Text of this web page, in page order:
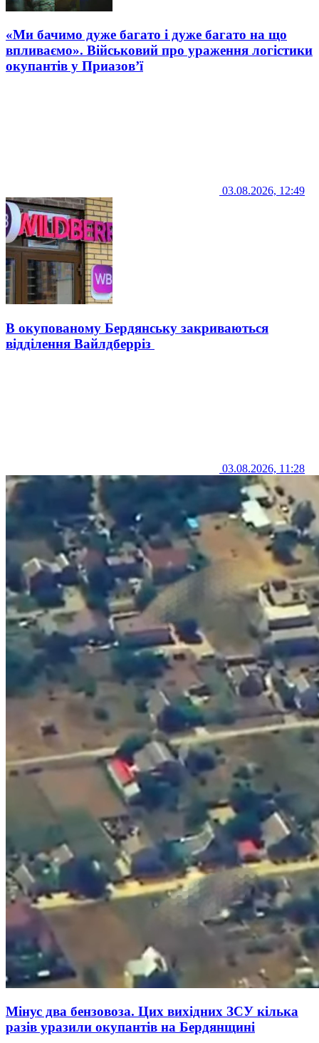
«Ми бачимо дуже багато і дуже багато на що
впливаємо». Військовий про ураження логістики
окупантів у Приазов’ї
03.08.2026, 12:49
В окупованому Бердянську закриваються
відділення Вайлдберріз
03.08.2026, 11:28
Мінус два бензовоза. Цих вихідних ЗСУ кілька
разів уразили окупантів на Бердянщині